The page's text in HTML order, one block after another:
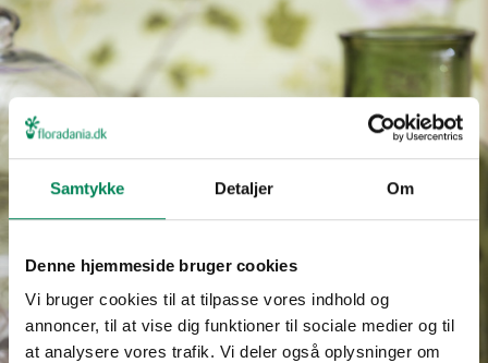
Samtykke Detaljer Om
Denne hjemmeside bruger cookies
Vi bruger cookies til at tilpasse vores indhold og
annoncer, til at vise dig funktioner til sociale medier og til
at analysere vores trafik. Vi deler også oplysninger om